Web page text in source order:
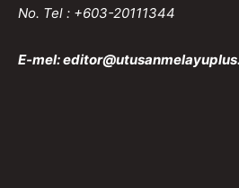
No. Tel : +603-20111344
E-mel: